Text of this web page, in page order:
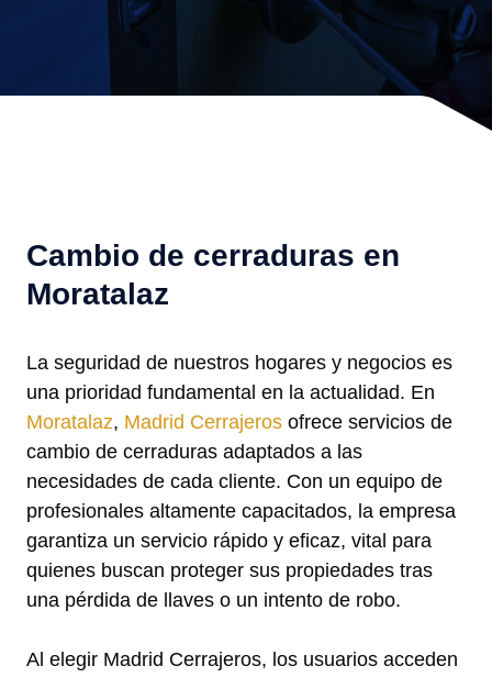
Cambio de cerraduras en
Moratalaz
La seguridad de nuestros hogares y negocios es
una prioridad fundamental en la actualidad. En
Moratalaz, Madrid Cerrajeros ofrece servicios de
cambio de cerraduras adaptados a las
necesidades de cada cliente. Con un equipo de
profesionales altamente capacitados, la empresa
garantiza un servicio rápido y eficaz, vital para
quienes buscan proteger sus propiedades tras
una pérdida de llaves o un intento de robo.
Al elegir Madrid Cerrajeros, los usuarios acceden